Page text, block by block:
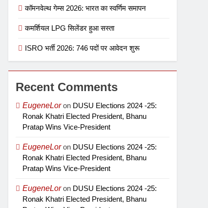
कॉमनवेल्थ गेम्स 2026: भारत का स्वर्णिम समापन
कमर्शियल LPG सिलेंडर हुआ सस्ता
ISRO भर्ती 2026: 746 पदों पर आवेदन शुरू
Recent Comments
EugeneLoron DUSU Elections 2024 -25:
Ronak Khatri Elected President, Bhanu
Pratap Wins Vice-President
EugeneLoron DUSU Elections 2024 -25:
Ronak Khatri Elected President, Bhanu
Pratap Wins Vice-President
EugeneLoron DUSU Elections 2024 -25:
Ronak Khatri Elected President, Bhanu